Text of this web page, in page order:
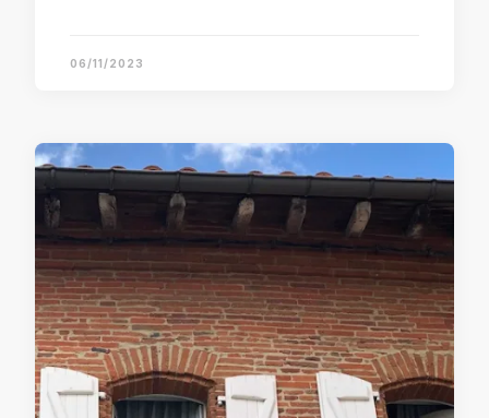
06/11/2023